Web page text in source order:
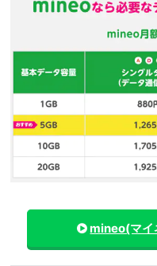
mineo(マイ